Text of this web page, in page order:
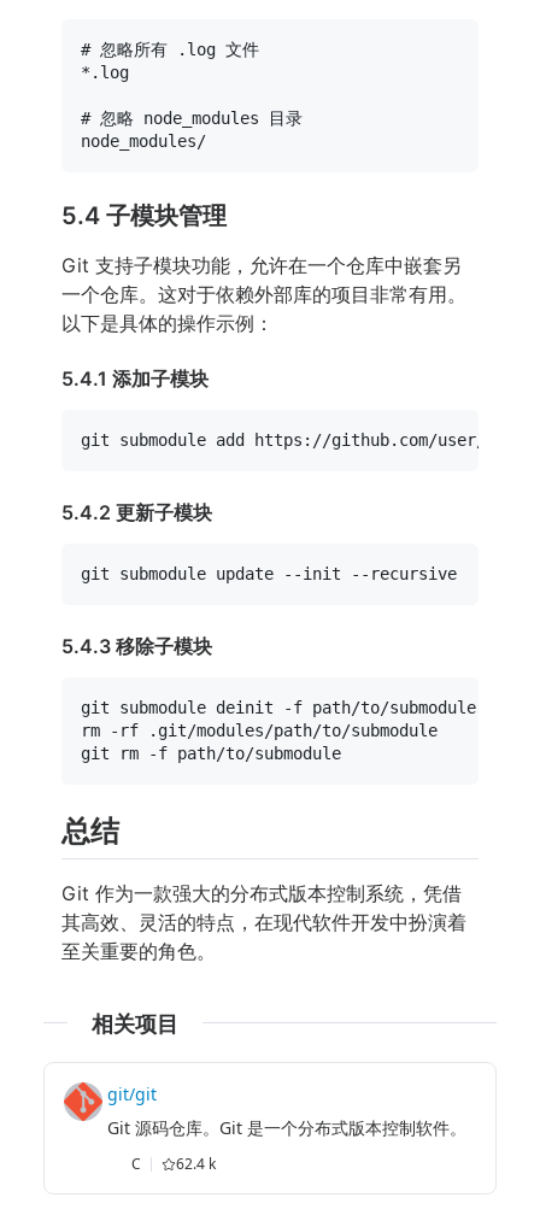
# 忽略所有 .log 文件
*.log
# 忽略 node_modules 目录
5.4 子模块管理
Git 支持子模块功能，允许在一个仓库中嵌套另
一个仓库。这对于依赖外部库的项目非常有用。
以下是具体的操作示例：
5.4.1 添加子模块
5.4.2 更新子模块
5.4.3 移除子模块
rm -rf .git/modules/path/to/submodule
git
rm
总结
Git 作为一款强大的分布式版本控制系统，凭借
其高效、灵活的特点，在现代软件开发中扮演着
至关重要的角色。
相关项目
git/git
Git 源码仓库。Git 是一个分布式版本控制软件。
C 62.4 k